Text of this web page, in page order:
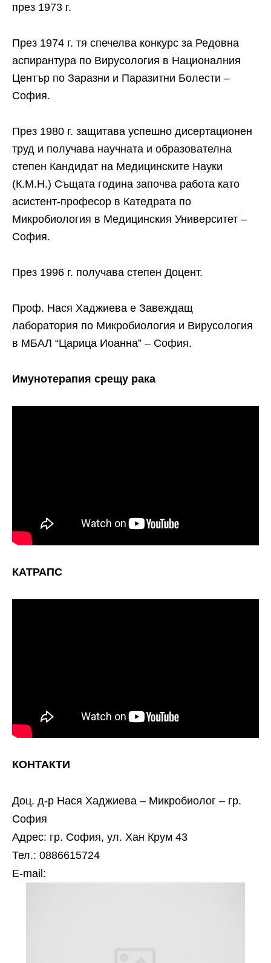
през 1973 г.
През 1974 г. тя спечелва конкурс за Редовна
аспирантура по Вирусология в Националния
Център по Заразни и Паразитни Болести –
София.
През 1980 г. защитава успешно дисертационен
труд и получава научната и образователна
степен Кандидат на Медицинските Науки
(К.М.Н.) Същата година започва работа като
асистент-професор в Катедрата по
Микробиология в Медицинския Университет –
София.
През 1996 г. получава степен Доцент.
Проф. Нася Хаджиева е Завеждащ
лаборатория по Микробиология и Вирусология
в МБАЛ “Царица Иоанна” – София.
Имунотерапия срещу рака
КАТРАПС
КОНТАКТИ
Доц. д-р Нася Хаджиева – Микробиолог – гр.
София
Адрес: гр. София, ул. Хан Крум 43
Тел.: 0886615724
Е-mail: